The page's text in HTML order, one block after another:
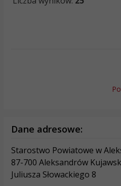
Dane adresowe:
Starostwo Powiatowe w
87-700 Aleksandrów
Juliusza Słowackiego 8